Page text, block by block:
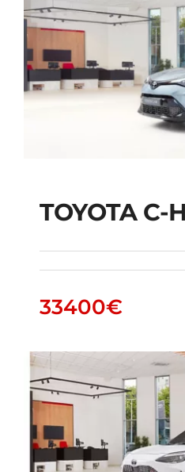
TOYOTA C-
33400€